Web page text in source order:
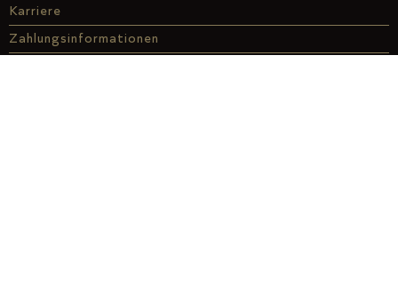
Karriere
Zahlungsinformationen